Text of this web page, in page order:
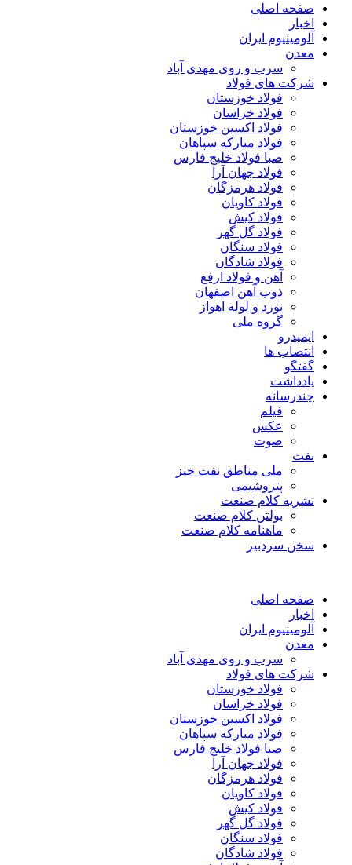
صفحه اصلی
اخبار
آلومینیوم ایران
معدن
سرب و روی مهدی آباد
شرکت های فولاد
فولاد خوزستان
فولاد خراسان
فولاد اکسین خوزستان
فولاد مبارکه سپاهان
صبا فولاد خلیج فارس
فولاد جهان آرا
فولاد هرمزگان
فولاد کاویان
فولاد کیش
فولاد گل گهر
فولاد سنگان
فولاد شادگان
آهن و فولاد ارفع
ذوب آهن اصفهان
نورد و لوله اهواز
گروه ملی
ایمیدرو
انتصاب ها
گفتگو
یادداشت
چندرسانه
فیلم
عکس
صوت
نفت
ملی مناطق نفت خیز
پتروشیمی
نشریه کلام صنعت
بولتن کلام صنعت
ماهنامه کلام صنعت
سخن سردبیر
صفحه اصلی
اخبار
آلومینیوم ایران
معدن
سرب و روی مهدی آباد
شرکت های فولاد
فولاد خوزستان
فولاد خراسان
فولاد اکسین خوزستان
فولاد مبارکه سپاهان
صبا فولاد خلیج فارس
فولاد جهان آرا
فولاد هرمزگان
فولاد کاویان
فولاد کیش
فولاد گل گهر
فولاد سنگان
فولاد شادگان